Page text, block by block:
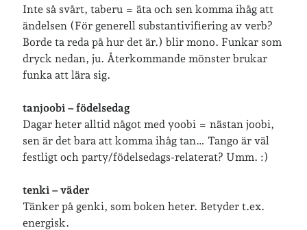
Jag bokförmin läsning på Goodreads.
Inte så svårt, taberu = äta och sen komma ihåg att
ändelsen (För generell substantivifiering av verb?
Borde ta reda på hur det är.) blir mono. Funkar som
dryck nedan, ju. Återkommande mönster brukar
funka att lära sig.
tanjoobi – födelsedag
Dagar heter alltid något med yoobi = nästan joobi,
sen är det bara att komma ihåg tan… Tango är väl
festligt och party/födelsedags-relaterat? Umm. :)
tenki – väder
Tänker på genki, som boken heter. Betyder t.ex.
energisk.